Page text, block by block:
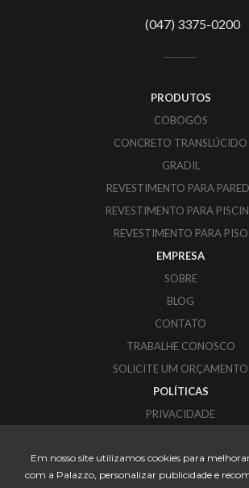
(047) 3375-0200
PRODUTOS
COBOGÓS
CONCRETO TRANSLÚCIDO
GRADIL
REVESTIMENTO PARA
REVESTIMENTO PARA
REVESTIMENTO PARA PISO
EMPRESA
SOBRE
BLOG
CONTATO
TRABALHE CONOSCO
SOLICITE UM ORÇAMENTO
POLÍTICAS
PRIVACIDADE
PALAZZO
CORUPÁ - SANTA
Em nosso site utilizamos cookies para
com a Palazzo, personalizar publicidade e